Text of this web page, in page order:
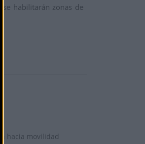
habilitarán zonas de
hacia movilidad